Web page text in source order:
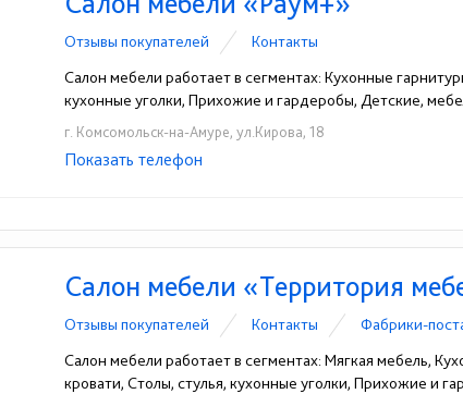
Отзывы покупателей
Контакты
Салон мебели работает в сегментах: Кухонные
кухонные уголки, Прихожие и гардеробы, Детские,
г. Комсомольск-на-Амуре, ул.Кирова, 18
☎+7(4217)51-77-51
Показать телефон
Салон мебели «Территория
Отзывы покупателей Контакты
Фабрики-
Салон мебели работает в сегментах: Мягкая мебель,
кровати, Столы, стулья, кухонные уголки, Прихожие